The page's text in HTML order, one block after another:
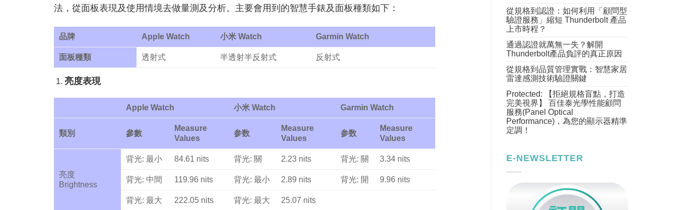
法，從面板表現及使用情境去做量測及分析。主要會用到的智慧手錶及面板種類如下：
品牌 Apple Watch 小米 Watch Garmin Watch
面板種類 透射式 半透射半反射式 反射式
亮度表現
Apple Watch 小米 Watch Garmin Watch
類別 參數
Measure
Values
参数
Measure
Values
参数
Measure
Values
亮度
Brightness
背光: 最小 84.61 nits 背光: 關 2.23 nits 背光: 關 3.34 nits
背光: 中間 119.96 nits 背光: 最小 2.89 nits 背光: 開 9.96 nits
背光: 最大 222.05 nits 背光: 最大 25.07 nits
從規格到認證：如何利用「顧問型
驗證服務」縮短 Thunderbolt 產品
上市時程？
通過認證就萬無一失？解開
Thunderbolt產品負評的真正原因
從規格到品質管理實戰：智慧家居
雷達感測技術驗證關鍵
Protected: 【拒絕規格盲點，打造
完美視界】 百佳泰光學性能顧問
服務(Panel Optical
Performance)，為您的顯示器精準
定調！
E-NEWSLETTER